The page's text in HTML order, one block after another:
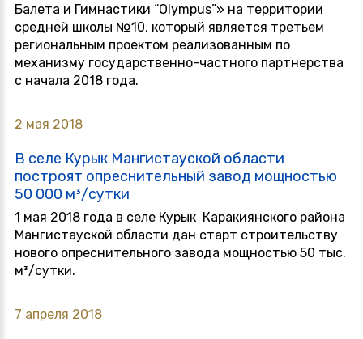
Балета и Гимнастики “Olympus”» на территории
средней школы №10, который является третьем
региональным проектом реализованным по
механизму государственно-частного партнерства
с начала 2018 года.
2 мая 2018
В селе Курык Мангистауской области
построят опреснительный завод мощностью
50 000 м³/сутки
1 мая 2018 года в селе Курык Каракиянского района
Мангистауской области дан старт строительству
нового опреснительного завода мощностью 50 тыс.
м³/сутки.
7 апреля 2018